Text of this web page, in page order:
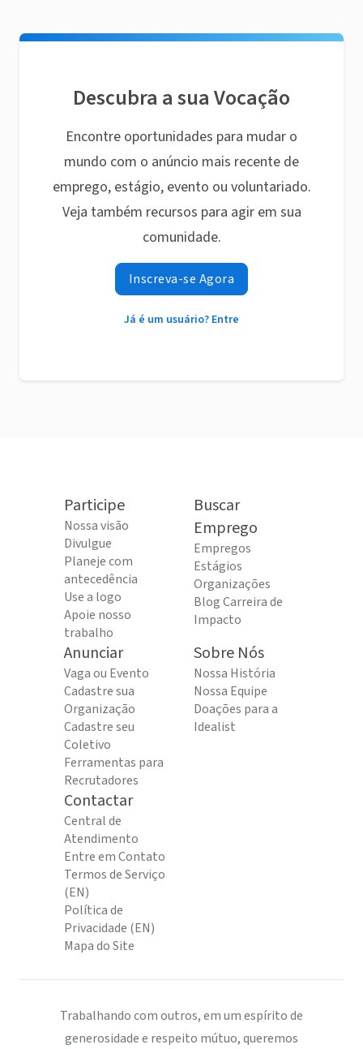
Descubra a sua Vocação
Encontre oportunidades para mudar o
mundo com o anúncio mais recente de
emprego, estágio, evento ou voluntariado.
Veja também recursos para agir em sua
comunidade.
Inscreva-se Agora
Já é um usuário? Entre
Participe
Nossa visão
Divulgue
Planeje com
antecedência
Use a logo
Apoie nosso
trabalho
Buscar
Emprego
Empregos
Estágios
Organizações
Blog Carreira de
Impacto
Anunciar
Vaga ou Evento
Cadastre sua
Organização
Cadastre seu
Coletivo
Ferramentas para
Recrutadores
Sobre Nós
Nossa História
Nossa Equipe
Doações para a
Idealist
Contactar
Central de
Atendimento
Entre em Contato
Termos de Serviço
(EN)
Política de
Privacidade (EN)
Mapa do Site
Trabalhando com outros, em um espírito de
generosidade e respeito mútuo, queremos